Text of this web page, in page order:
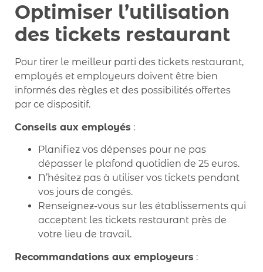
Optimiser l’utilisation
des tickets restaurant
Pour tirer le meilleur parti des tickets restaurant,
employés et employeurs doivent être bien
informés des règles et des possibilités offertes
par ce dispositif.
Conseils aux employés :
Planifiez vos dépenses pour ne pas
dépasser le plafond quotidien de 25 euros.
N’hésitez pas à utiliser vos tickets pendant
vos jours de congés.
Renseignez-vous sur les établissements qui
acceptent les tickets restaurant près de
votre lieu de travail.
Recommandations aux employeurs :